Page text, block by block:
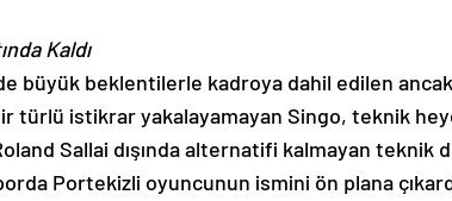
Kaldı
büyük beklentilerle kadroya dahil edilen ancak
türlü istikrar yakalayamayan Singo, teknik
Sallai dışında alternatifi kalmayan teknik
Portekizli oyuncunun ismini ön plana